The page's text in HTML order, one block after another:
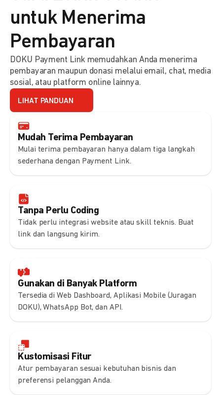
Mudah Terima Pembayaran
Mulai terima pembayaran hanya dalam tiga langkah
sederhana dengan Payment Link.
Tanpa Perlu Coding
Tidak perlu integrasi website atau skill teknis. Buat
link dan langsung kirim.
Gunakan di Banyak Platform
Tersedia di Web Dashboard, Aplikasi Mobile (Juragan
DOKU), WhatsApp Bot, dan API.
Kustomisasi Fitur
Atur pembayaran sesuai kebutuhan bisnis dan
preferensi pelanggan Anda.
untuk Menerima
Pembayaran
DOKU Payment Link memudahkan Anda menerima
pembayaran maupun donasi melalui email, chat, media
sosial, atau platform online lainnya.
LIHAT PANDUAN